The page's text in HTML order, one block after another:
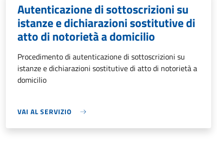
Autenticazione di sottoscrizioni su
istanze e dichiarazioni sostitutive di
atto di notorietà a domicilio
Procedimento di autenticazione di sottoscrizioni su
istanze e dichiarazioni sostitutive di atto di notorietà a
domicilio
VAI AL SERVIZIO